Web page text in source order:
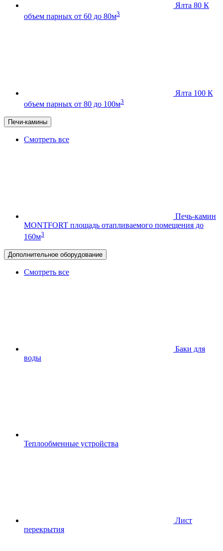
Ялта 80 К
объем парных от 60 до 80м3
Ялта 100 К
объем парных от 80 до 100м3
Печи-камины
Смотреть все
Печь-камин
MONTFORT площадь отапливаемого помещения до
160м3
Дополнительное оборудование
Смотреть все
Баки для
воды
Теплообменные устройства
Лист
перекрытия